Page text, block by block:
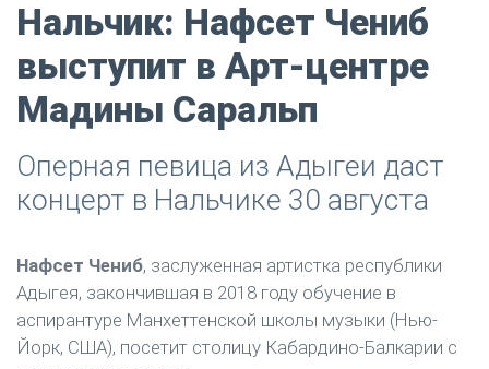
Нальчик: Нафсет Чениб
выступит в Арт-центре
Мадины Саральп
Оперная певица из Адыгеи даст
концерт в Нальчике 30 августа
Нафсет Чениб, заслуженная артистка республики
Адыгея, закончившая в 2018 году обучение в
аспирантуре Манхеттенской школы музыки (Нью-
Йорк, США), посетит столицу Кабардино-Балкарии с